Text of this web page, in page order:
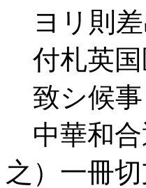
ヨリ則差
付札英国
致シ候事
中華和合
之）一冊